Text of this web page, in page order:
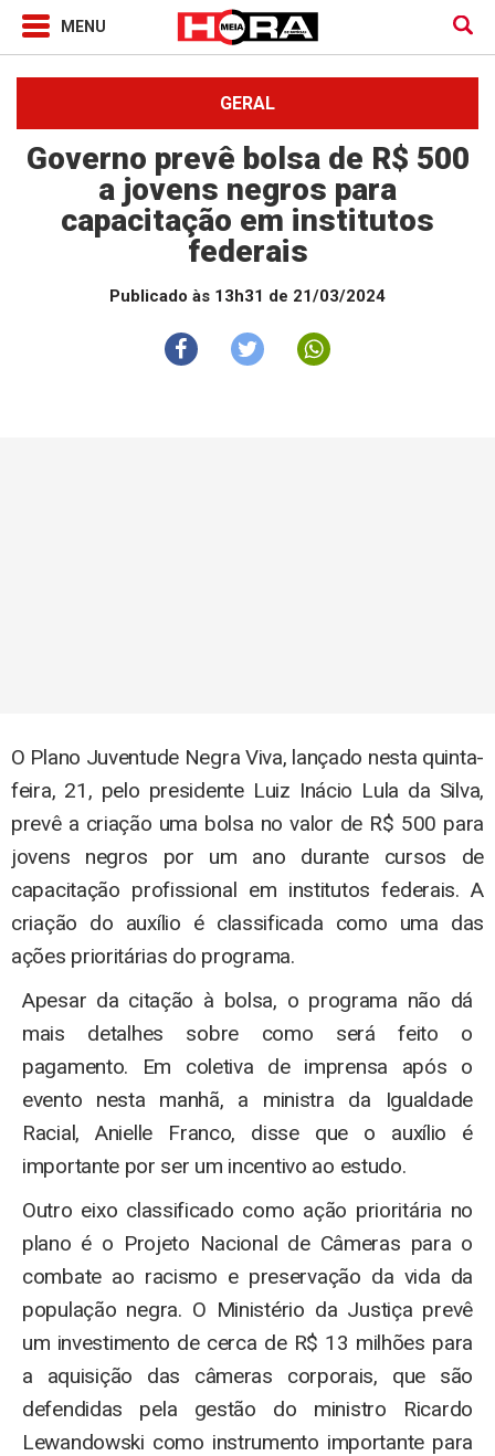
GERAL
Governo prevê bolsa de R$ 500
a jovens negros para
capacitação em institutos
federais
Publicado às 13h31 de 21/03/2024
O Plano Juventude Negra Viva, lançado nesta quinta-
feira, 21, pelo presidente Luiz Inácio Lula da Silva,
prevê a criação uma bolsa no valor de R$ 500 para
jovens negros por um ano durante cursos de
capacitação profissional em institutos federais. A
criação do auxílio é classificada como uma das
ações prioritárias do programa.
Apesar da citação à bolsa, o programa não dá
mais detalhes sobre como será feito o
pagamento. Em coletiva de imprensa após o
evento nesta manhã, a ministra da Igualdade
Racial, Anielle Franco, disse que o auxílio é
importante por ser um incentivo ao estudo.
Outro eixo classificado como ação prioritária no
plano é o Projeto Nacional de Câmeras para o
combate ao racismo e preservação da vida da
população negra. O Ministério da Justiça prevê
um investimento de cerca de R$ 13 milhões para
a aquisição das câmeras corporais, que são
defendidas pela gestão do ministro Ricardo
Lewandowski como instrumento importante para